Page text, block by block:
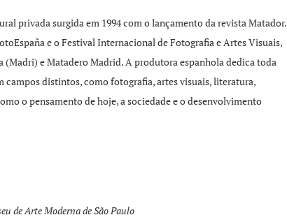
privada surgida em 1994 com o lançamento da revista Matador.
e o Festival Internacional de Fotografia e Artes Visuais,
e Matadero Madrid. A produtora espanhola dedica toda
distintos, como fotografia, artes visuais, literatura,
o pensamento de hoje, a sociedade e o desenvolvimento
de Arte Moderna de São Paulo